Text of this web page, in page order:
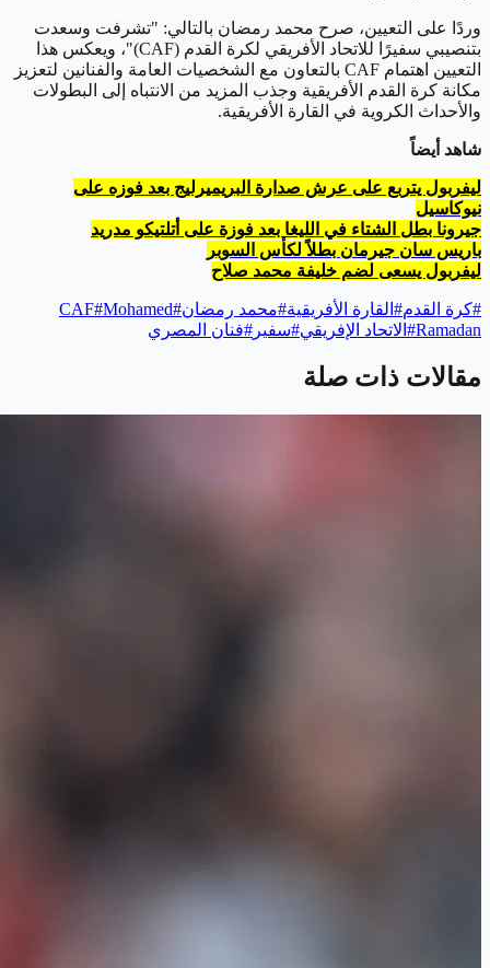
وردًا على التعيين، صرح محمد رمضان بالتالي: "تشرفت وسعدت
بتنصيبي سفيرًا للاتحاد الأفريقي لكرة القدم (CAF)"، ويعكس هذا
التعيين اهتمام CAF بالتعاون مع الشخصيات العامة والفنانين لتعزيز
مكانة كرة القدم الأفريقية وجذب المزيد من الانتباه إلى البطولات
والأحداث الكروية في القارة الأفريقية.
شاهد أيضاً
ليفربول يتربع على عرش صدارة البريميرليج بعد فوزه على
نيوكاسيل
جيرونا بطل الشتاء في الليغا بعد فوزة على أتلتيكو مدريد
باريس سان جيرمان بطلاً لكأس السوبر
ليفربول يسعى لضم خليفة محمد صلاح
#كرة القدم# القارة الأفريقية#محمد رمضان#
CAF#Mohamed
Ramadan
# الاتحاد الإفريقي#سفير #فنان المصري
مقالات ذات صلة